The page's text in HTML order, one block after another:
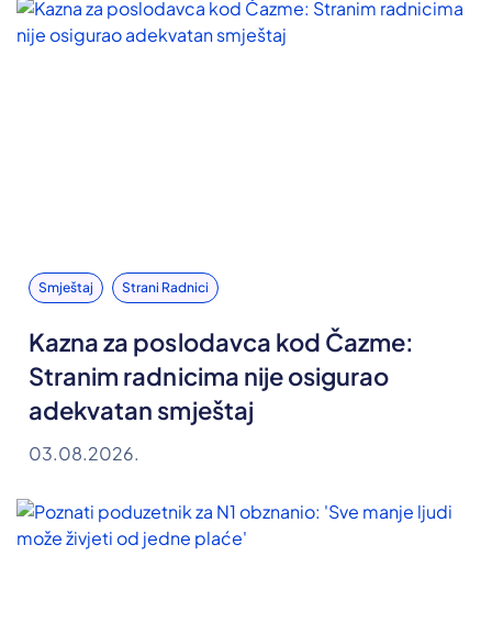
Smještaj Strani Radnici
Kazna za poslodavca kod Čazme:
Stranim radnicima nije osigurao
adekvatan smještaj
03.08.2026.